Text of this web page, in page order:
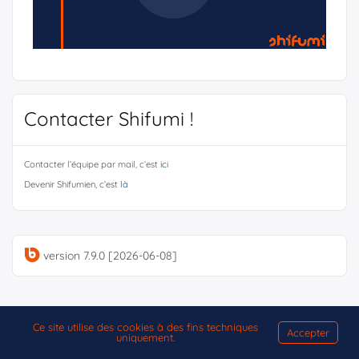
Contacter Shifumi !
Contacter l’équipe par mail, c’est ici
Devenir Shifumien, c’est là
version 7.9.0 [2026-06-08]
Ce site utilise des cookies à des fins techniques
uniquement.
Accepter